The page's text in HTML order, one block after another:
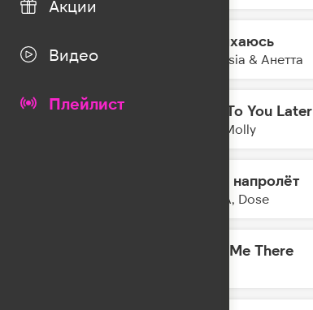
Акции
Видео
Плейлист
22:41 Задыхаюсь
Amnesia & Анетта
Talk To You Later
Holy Molly
Ночи напролёт
PIZZA, Dose
Take Me There